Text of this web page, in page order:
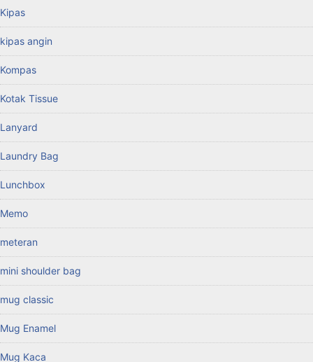
Kipas
kipas angin
Kompas
Kotak Tissue
Lanyard
Laundry Bag
Lunchbox
Memo
meteran
mini shoulder bag
mug classic
Mug Enamel
Mug Kaca